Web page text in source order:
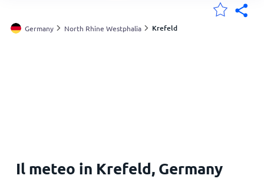
Svizzera
Germany North Rhine Westphalia Krefeld
Il meteo in Krefeld, Germany